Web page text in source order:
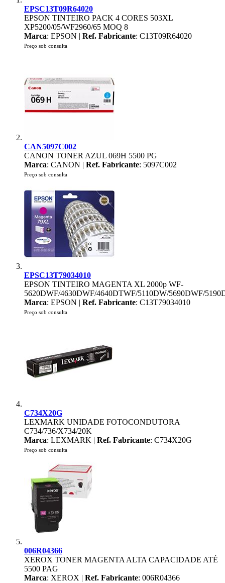
EPSC13T09R64020
EPSON TINTEIRO PACK 4 CORES 503XL
XP5200/05/WF2960/65 MOQ 8
Marca: EPSON | Ref. Fabricante: C13T09R64020
Preço sob consulta
CAN5097C002
CANON TONER AZUL 069H 5500 PG
Marca: CANON | Ref. Fabricante: 5097C002
Preço sob consulta
EPSC13T79034010
EPSON TINTEIRO MAGENTA XL 2000p WF-
5620DWF/4630DWF/4640DTWF/5110DW/5690DWF/
Marca: EPSON | Ref. Fabricante: C13T79034010
Preço sob consulta
C734X20G
LEXMARK UNIDADE FOTOCONDUTORA
C734/736/X734/20K
Marca: LEXMARK | Ref. Fabricante: C734X20G
Preço sob consulta
006R04366
XEROX TONER MAGENTA ALTA CAPACIDADE ATÉ
5500 PAG
Marca: XEROX | Ref. Fabricante: 006R04366